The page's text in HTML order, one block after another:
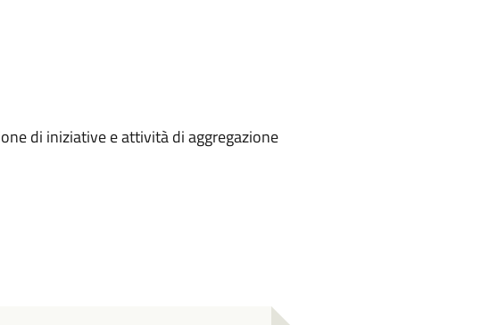
di iniziative e attività di aggregazione